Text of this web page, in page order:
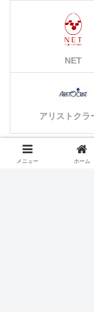
NET
アリストクラ
メニュー ホーム